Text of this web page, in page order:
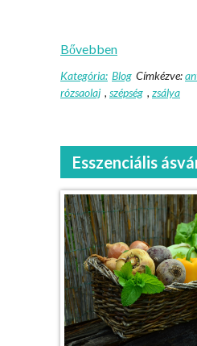
Bővebben
Kategória: Blog Címkézve:
rózsaolaj , szépség , zsálya
Esszenciális